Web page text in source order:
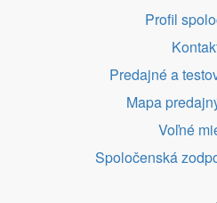
Profil
Predajné a
Mapa
Voľné
Spoločenská